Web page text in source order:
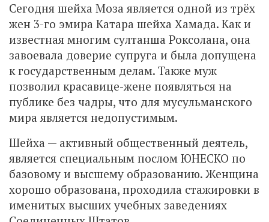
Сегодня шейха Моза является одной из трёх
жен 3-го эмира Катара шейха Хамада. Как и
известная многим султанша Роксолана, она
завоевала доверие супруга и была допущена
к государственным делам. Также муж
позволил красавице-жене появляться на
публике без чадры, что для мусульманского
мира является недопустимым.
Шейха — активный общественный деятель,
является специальным послом ЮНЕСКО по
базовому и высшему образованию. Женщина
хорошо образована, проходила стажировки в
именитых высших учебных заведениях